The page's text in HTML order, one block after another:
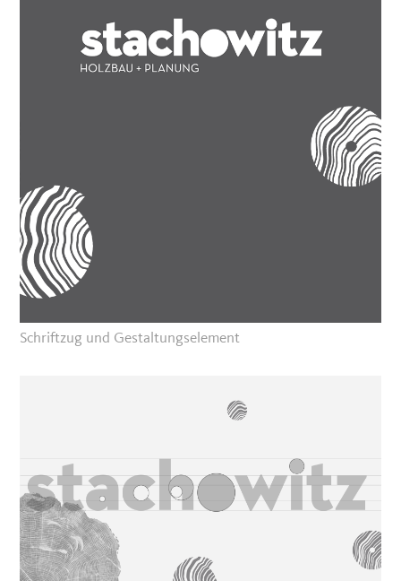
Schriftzug und Gestaltungselement